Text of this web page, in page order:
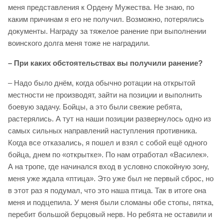
меня представления к Ордену Мужества. Не знаю, по
каким причинам я его не получил. Возможно, потерялись
документы. Награду за тяжелое ранение при выполнении
воинского долга меня тоже не наградили.
– При каких обстоятельствах вы получили ранение?
– Надо было днём, когда обычно ротации на открытой
местности не производят, зайти на позиции и выполнить
боевую задачу. Бойцы, а это были свежие ребята,
растерялись. А тут на наши позиции развернулось одно из
самых сильных направлений наступления противника.
Когда все отказались, я пошел и взял с собой ещё одного
бойца, днем по «открытке». По нам отработал «Василек».
А на тропе, где начинался вход в условно спокойную зону,
меня уже ждала «птица». Это уже был не первый сброс, но
в этот раз я подумал, что это наша птица. Так в итоге она
меня и подцепила. У меня были сломаны обе стопы, пятка,
перебит большой берцовый нерв. Но ребята не оставили и